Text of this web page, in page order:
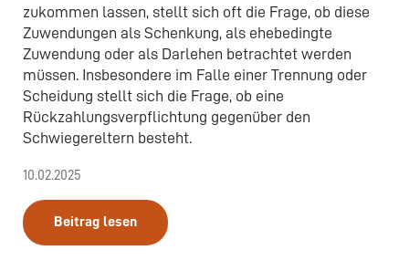
zukommen lassen, stellt sich oft die Frage, ob diese
Zuwendungen als Schenkung, als ehebedingte
Zuwendung oder als Darlehen betrachtet werden
müssen. Insbesondere im Falle einer Trennung oder
Scheidung stellt sich die Frage, ob eine
Rückzahlungsverpflichtung gegenüber den
Schwiegereltern besteht.
10.02.2025
Beitrag lesen